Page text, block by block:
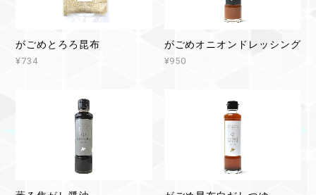
がごめとろろ昆布
¥734
がごめオニオンドレッシング
¥950